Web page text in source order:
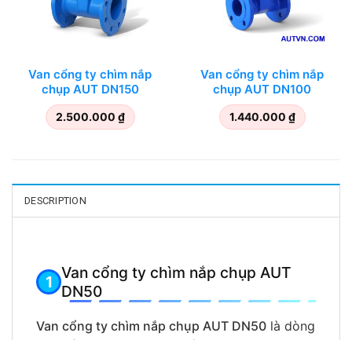
Van cổng ty chìm nắp
chụp AUT DN150
2.500.000 ₫
Van cổng ty chìm nắp
chụp AUT DN100
1.440.000 ₫
DESCRIPTION
Van cổng ty chìm nắp chụp AUT
DN50
Van cổng ty chìm nắp chụp AUT DN50 là dòng